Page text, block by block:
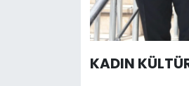
KADIN